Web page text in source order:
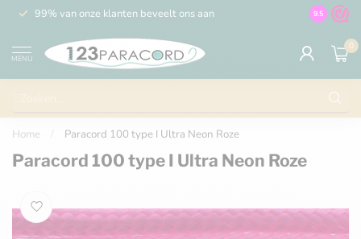
99% van onze klanten beveelt ons aan 100% de
9.5
MENU
0
Home Paracord 100 type I Ultra Neon Roze
Paracord 100 type I Ultra Neon Roze